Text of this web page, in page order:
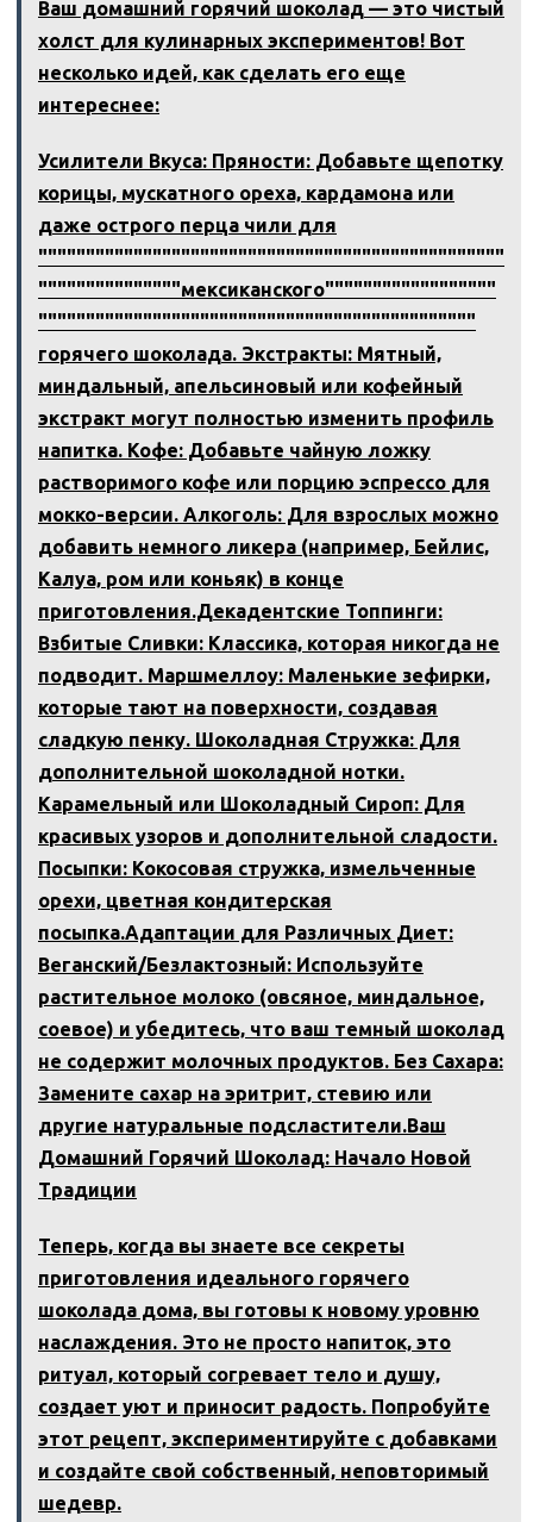
Ваш домашний горячий шоколад — это чистый
холст для кулинарных экспериментов! Вот
несколько идей‚ как сделать его еще
интереснее:
Усилители Вкуса: Пряности: Добавьте щепотку
корицы‚ мускатного ореха‚ кардамона или
даже острого перца чили для
"""""""""""""""""""""""""""""""""""""""""""""""""
"""""""""""""""мексиканского""""""""""""""""""
""""""""""""""""""""""""""""""""""""""""""""""
горячего шоколада. Экстракты: Мятный‚
миндальный‚ апельсиновый или кофейный
экстракт могут полностью изменить профиль
напитка. Кофе: Добавьте чайную ложку
растворимого кофе или порцию эспрессо для
мокко-версии. Алкоголь: Для взрослых можно
добавить немного ликера (например‚ Бейлис‚
Калуа‚ ром или коньяк) в конце
приготовления.Декадентские Топпинги:
Взбитые Сливки: Классика‚ которая никогда не
подводит. Маршмеллоу: Маленькие зефирки‚
которые тают на поверхности‚ создавая
сладкую пенку. Шоколадная Стружка: Для
дополнительной шоколадной нотки.
Карамельный или Шоколадный Сироп: Для
красивых узоров и дополнительной сладости.
Посыпки: Кокосовая стружка‚ измельченные
орехи‚ цветная кондитерская
посыпка.Адаптации для Различных Диет:
Веганский/Безлактозный: Используйте
растительное молоко (овсяное‚ миндальное‚
соевое) и убедитесь‚ что ваш темный шоколад
не содержит молочных продуктов. Без Сахара:
Замените сахар на эритрит‚ стевию или
другие натуральные подсластители.Ваш
Домашний Горячий Шоколад: Начало Новой
Традиции
Теперь‚ когда вы знаете все секреты
приготовления идеального горячего
шоколада дома‚ вы готовы к новому уровню
наслаждения. Это не просто напиток‚ это
ритуал‚ который согревает тело и душу‚
создает уют и приносит радость. Попробуйте
этот рецепт‚ экспериментируйте с добавками
и создайте свой собственный‚ неповторимый
шедевр.